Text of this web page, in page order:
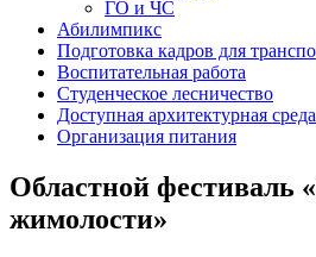
ГО и ЧС
Абилимпикс
Подготовка кадров для
Воспитательная работа
Студенческое лесничество
Доступная архитектурная среда
Организация питания
Областной фестиваль
жимолости»